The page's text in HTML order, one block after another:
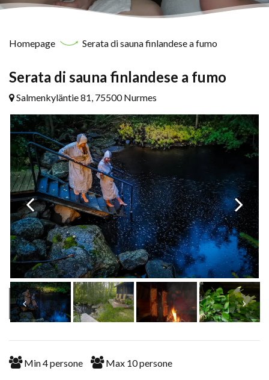
Homepage Serata di sauna finlandese a fumo
Serata di sauna finlandese a fumo
Salmenkyläntie 81, 75500 Nurmes
Min4persone Max 10persone